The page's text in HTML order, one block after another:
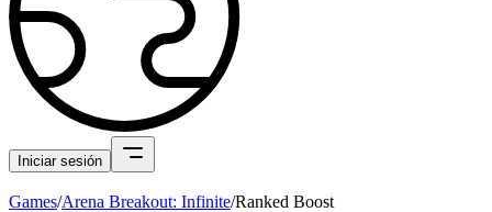
Iniciar sesión
Games/Arena Breakout: Infinite/Ranked Boost